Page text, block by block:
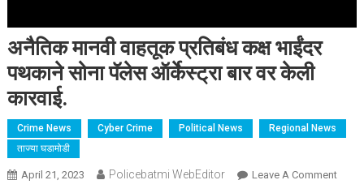
अनैतिक मानवी वाहतूक प्रतिबंध कक्ष भाईंदर
पथकाने सोना पॅलेस ऑर्केस्ट्रा बार वर केली
कारवाई.
Crime News Cyber Crime Political News
Regional News
ताज्या घडामोडी
April 21, 2023 Policebatmi WebEditor Leave A CommentOn